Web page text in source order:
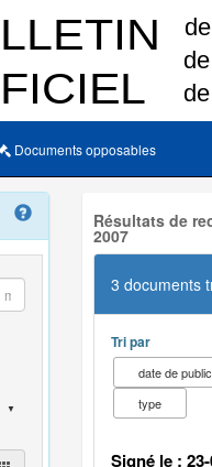
Documents opposables
Résultats de
2007
3 documents
Tri par
date de
type
Signé le :